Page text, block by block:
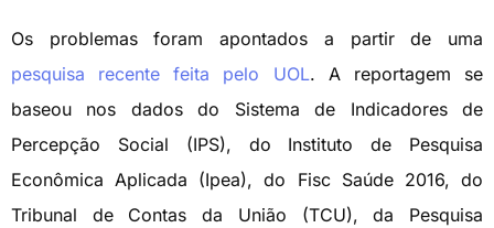
Os problemas foram apontados a partir de uma
pesquisa recente feita pelo UOL. A reportagem se
baseou nos dados do Sistema de Indicadores de
Percepção Social (IPS), do Instituto de Pesquisa
Econômica Aplicada (Ipea), do Fisc Saúde 2016, do
Tribunal de Contas da União (TCU), da Pesquisa